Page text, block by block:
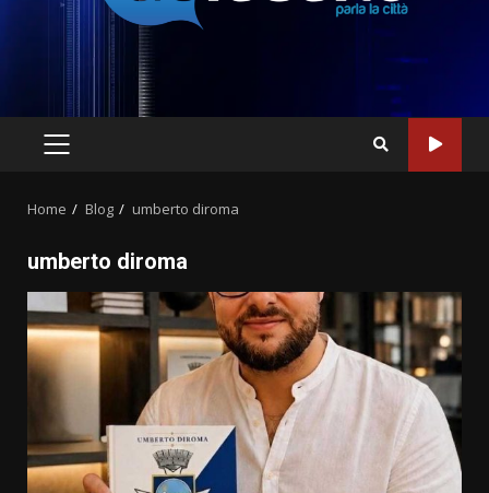
PRIMARY
Home Blog umberto diroma
umberto diroma